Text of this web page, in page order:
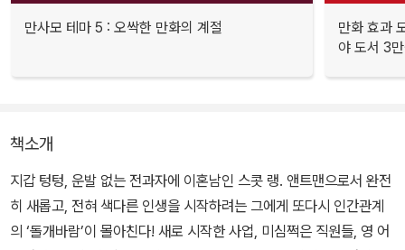
만사모 테마 5 : 오싹한 만화의 계절
만화 효과
야 도서 3
책소개
지갑 텅텅, 운발 없는 전과자에 이혼남인 스콧 랭. 앤트맨으로서 완전
히 새롭고, 전혀 색다른 인생을 시작하려는 그에게 또다시 인간관계
의 ‘돌개바람’이 몰아친다! 새로 시작한 사업, 미심쩍은 직원들, 영 어